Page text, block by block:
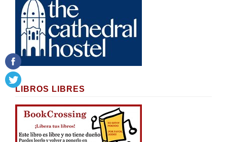
LIBROS LIBRES